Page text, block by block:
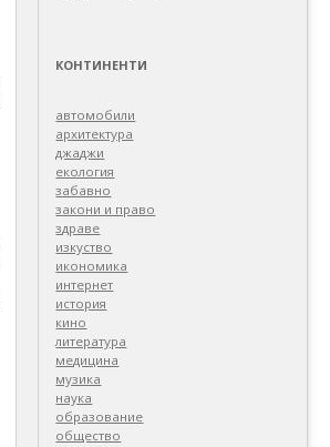
КОНТИНЕНТИ
автомобили
архитектура
джаджи
екология
забавно
закони и право
здраве
изкуство
икономика
интернет
история
кино
литература
медицина
музика
наука
образование
общество